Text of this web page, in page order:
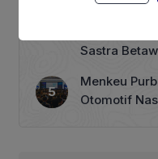
Sastra
Menkeu
Otomotif